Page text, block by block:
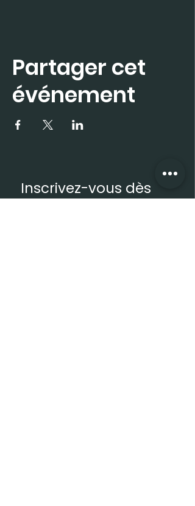
Partager cet
événement
Inscrivez-vous dès